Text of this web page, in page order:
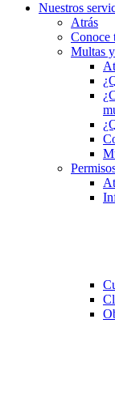
Nuestros
Atrás
Conoce
Multas